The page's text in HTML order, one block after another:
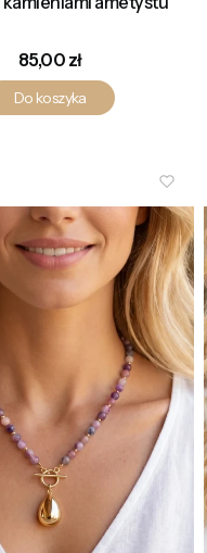
Cena
85,00 zł
Do koszyka